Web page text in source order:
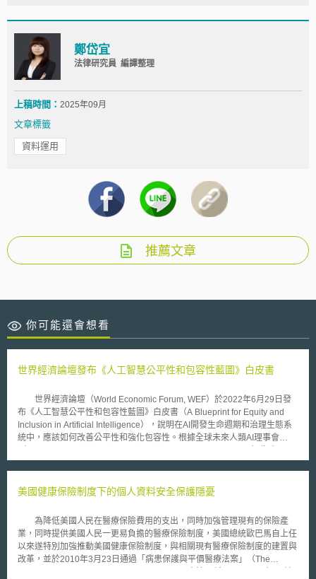
鄭岱宜
法律研究員 編譯整理
上稿時間： 2025年09月
文章標籤
資料運用
推薦文章
你可能還會想看
世界經濟論壇發布《人工智慧公平性和包容性藍圖》白皮書
世界經濟論壇（World Economic Forum, WEF）於2022年6月29日發
布《人工智慧公平性和包容性藍圖》白皮書（A Blueprint for Equity and
Inclusion in Artificial Intelligence），說明在AI開發生命週期和治理生態系
統中，應該如何改善公平性和強化包容性。根據全球未來人類AI理事會
前AI生命週期應分為兩個部分，一是管理AI使用，二是設計、開發、部署AI
容性，而是需整體考量並建立包容的AI生態系統，包括（1）包容性AI基礎
能力參與到AI相關工作中；（2）建立AI素養、教育及意識，例如從小開始
開啟AI相關課程，讓孩子從小即可以從父母的工作、家庭、學校，甚至玩具
中學習AI系統對資料和隱私的影響並進行思考，盡可能讓使其互動的人都了
解AI之基礎知識，並能夠認識其可能帶來的風險與機會；（3）公平的工作
環境，未來各行各業需要越來越多多元化人才，企業需拓寬與AI相關之職
美國健康保險制度下的個人資料安全保護隱憂
為降低美國人民在醫療保險費用的支出，同時加強管理現有的保險產
業，同時提供美國人民一更易負擔的醫療保險制度，美國總統歐巴馬自上任
以來遂特別加強推動美國健康保險制度，與相關現有醫療保險制度的建置與
改革，並於2010年3月23日通過「病患保護與平價醫療法案」（The